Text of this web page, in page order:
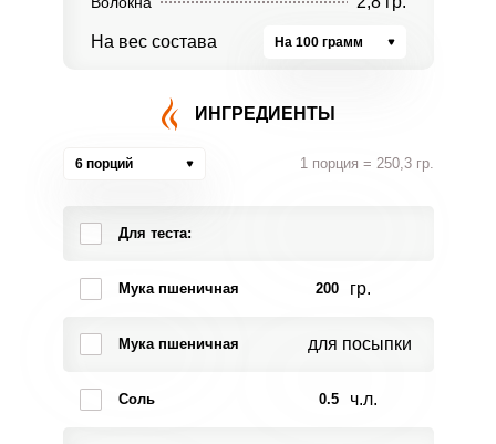
На вес состава На 100 грамм
ИНГРЕДИЕНТЫ
6 порций 1 порция = 250,3 гр.
Для теста:
Мука пшеничная 200 гр.
Мука пшеничная для посыпки
Соль 0.5 ч.л.